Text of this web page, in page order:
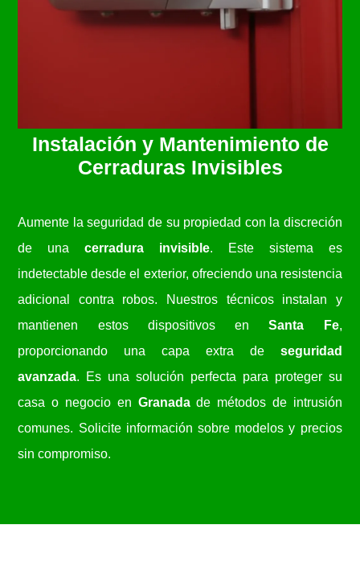
Instalación y Mantenimiento de
Cerraduras Invisibles
Aumente la seguridad de su propiedad con la discreción
de unacerradura invisible. Este sistema es
indetectable desde el exterior, ofreciendo una resistencia
adicional contra robos. Nuestros técnicos instalan y
mantienen estos dispositivos enSanta Fe,
proporcionando una capa extra de seguridad
avanzada. Es una solución perfecta para proteger su
casa o negocio en Granadade métodos de intrusión
comunes. Solicite información sobre modelos y precios
sin compromiso.